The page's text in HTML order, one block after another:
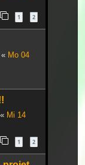
1 2
« Mo 04
« Mi 14
1 2